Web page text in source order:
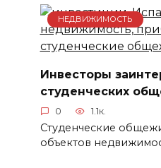
НЕДВИЖИМОСТЬ
Инвесторы
студенческих
0 1.1к.
Студенческие
объектов